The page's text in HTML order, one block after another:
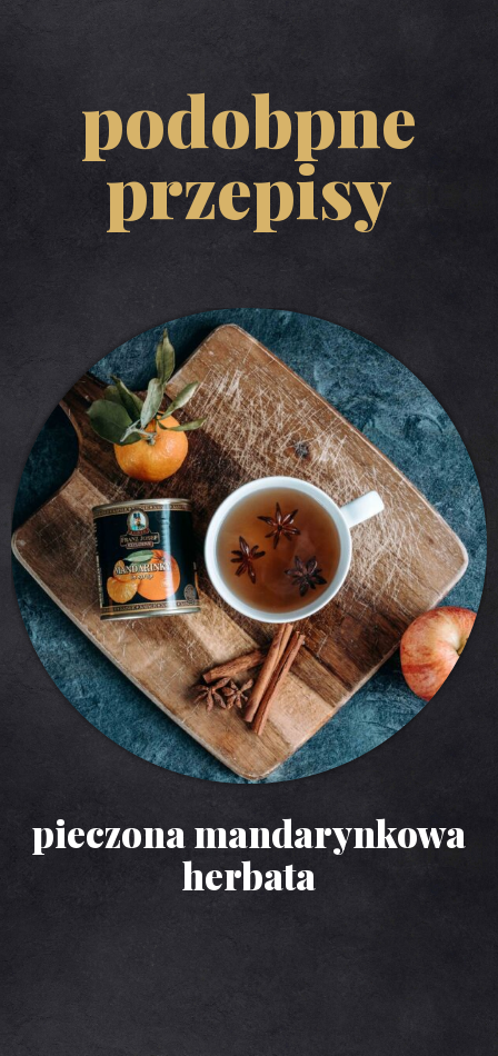
podobpne
przepisy
pieczona mandarynkowa
herbata